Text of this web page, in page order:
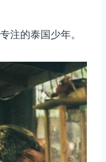
注的泰国少年。